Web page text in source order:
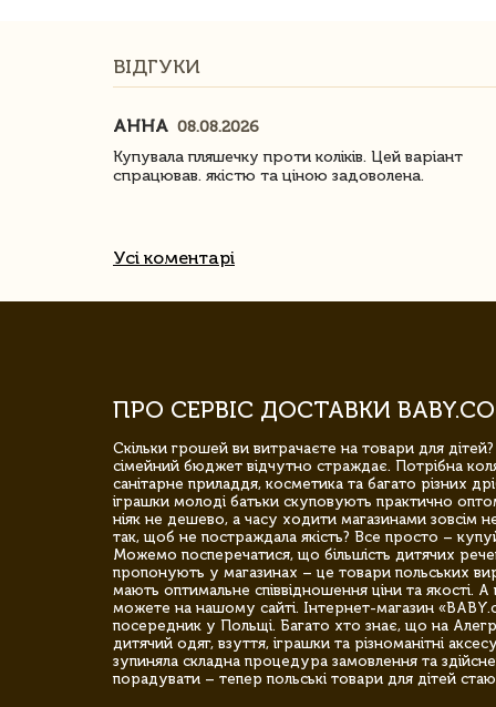
ВІДГУКИ
АННА 08.08.2026
Купувала пляшечку проти коліків. Цей варіант
спрацював. якістю та ціною задоволена.
Усі коментарі
ПРО СЕРВІС ДОСТАВКИ
Скільки грошей ви витрачаєте на товари для
сімейний бюджет відчутно страждає. Потрібна
санітарне приладдя, косметика та багато різних
іграшки молоді батьки скуповують практично
ніяк не дешево, а часу ходити магазинами зовсім
так, щоб не постраждала якість? Все просто –
Можемо посперечатися, що більшість дитячих
пропонують у магазинах – це товари польських
мають оптимальне співвідношення ціни та якості.
можете на нашому сайті. Інтернет-магазин
посередник у Польщі. Багато хто знає, що на
дитячий одяг, взуття, іграшки та різноманітні
зупиняла складна процедура замовлення та
порадувати – тепер польські товари для дітей